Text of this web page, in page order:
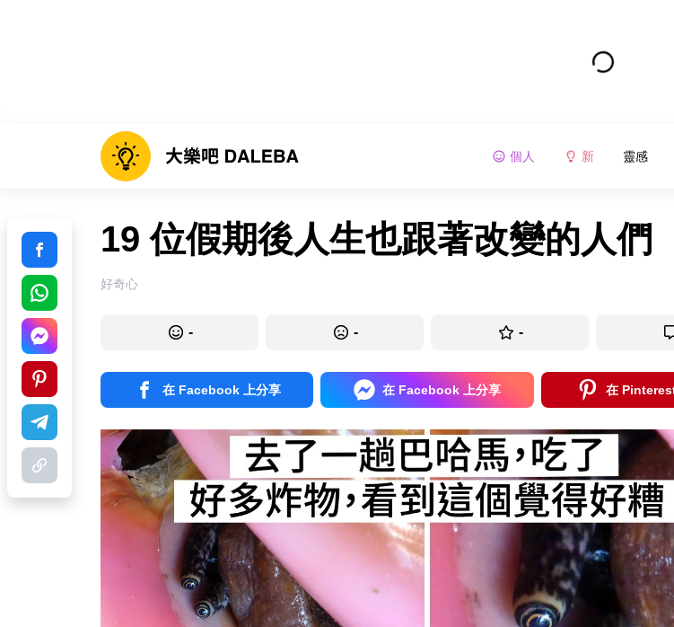
個人 新 靈感
19 位假期後人生也跟著改變的人們
好奇心
- - -
在 Facebook 上分享 在 Facebook 上分享 在